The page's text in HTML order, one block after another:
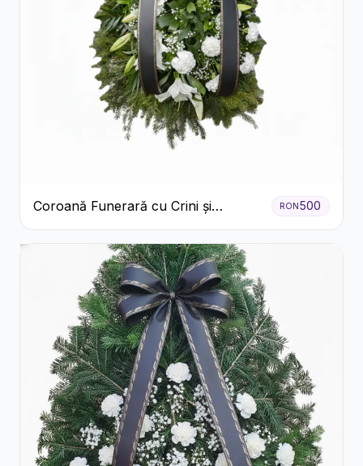
Coroană Funerară cu Crini și
Garoafe Albe
RON500